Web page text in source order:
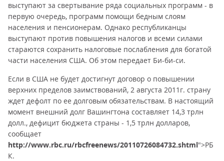
выступают за свертывание ряда социальных программ - в
первую очередь, программ помощи бедным слоям
населения и пенсионерам. Однако республиканцы
выступают против повышения налогов и всеми силами
стараются сохранить налоговые послабления для богатой
части населения США. Об этом передает Би-би-си.
Если в США не будет достигнут договор о повышении
верхних пределов заимствований, 2 августа 2011г. страну
ждет дефолт по ее долговым обязательствам. В настоящий
момент внешний долг Вашингтона составляет 14,3 трлн
долл., дефицит бюджета страны - 1,5 трлн долларов,
сообщает
http://www.rbc.ru/rbcfreenews/20110726084732.shtml">РБ
К.